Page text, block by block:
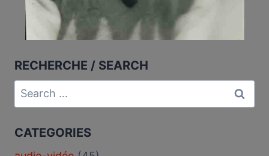
RECHERCHE / SEARCH
Search
for:
CATEGORIES